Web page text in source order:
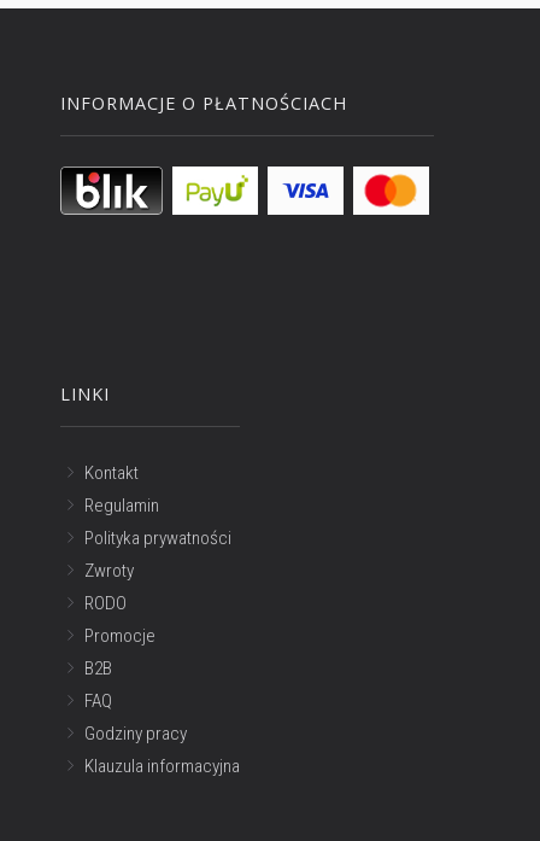
INFORMACJE O PŁATNOŚCIACH
LINKI
Kontakt
Regulamin
Polityka prywatności
Zwroty
RODO
Promocje
B2B
FAQ
Godziny pracy
Klauzula informacyjna